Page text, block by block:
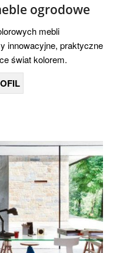
ogrodowe
mebli
innowacyjne, praktyczne
świat kolorem.